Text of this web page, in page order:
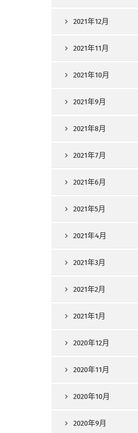
2021年12月
2021年11月
2021年10月
2021年9月
2021年8月
2021年7月
2021年6月
2021年5月
2021年4月
2021年3月
2021年2月
2021年1月
2020年12月
2020年11月
2020年10月
2020年9月